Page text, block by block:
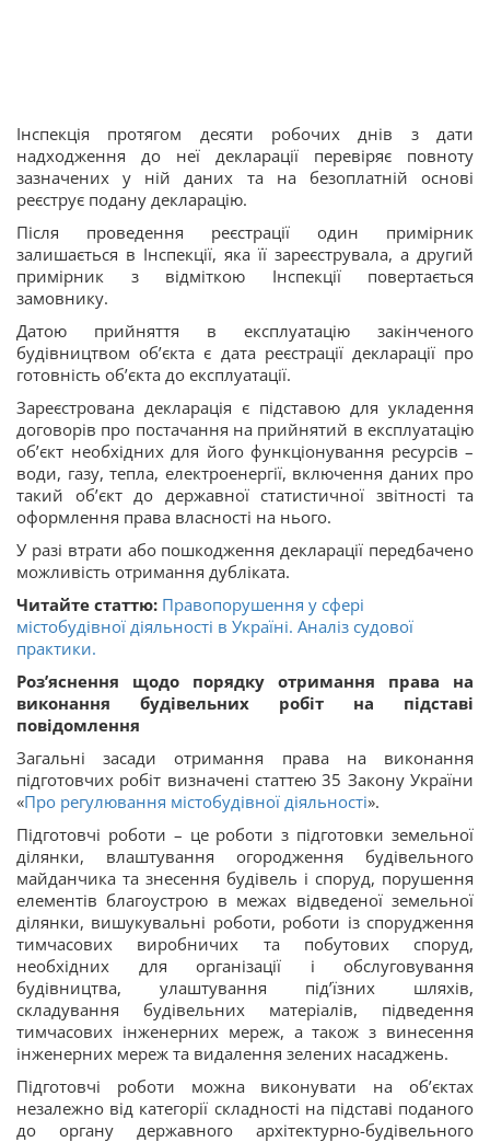
Інспекція протягом десяти робочих днів з дати
надходження до неї декларації перевіряє повноту
зазначених у ній даних та на безоплатній основі
реєструє подану декларацію.
Після проведення реєстрації один примірник
залишається в Інспекції, яка її зареєструвала, а другий
примірник з відміткою Інспекції повертається
замовнику.
Датою прийняття в експлуатацію закінченого
будівництвом об’єкта є дата реєстрації декларації про
готовність об’єкта до експлуатації.
Зареєстрована декларація є підставою для укладення
договорів про постачання на прийнятий в експлуатацію
об’єкт необхідних для його функціонування ресурсів –
води, газу, тепла, електроенергії, включення даних про
такий об’єкт до державної статистичної звітності та
оформлення права власності на нього.
У разі втрати або пошкодження декларації передбачено
можливість отримання дубліката.
Читайте статтю: Правопорушення у сфері
містобудівної діяльності в Україні. Аналіз судової
практики.
Роз’яснення щодо порядку отримання права на
виконання будівельних робіт на підставі
повідомлення
Загальні засади отримання права на виконання
підготовчих робіт визначені статтею 35 Закону України
«Про регулювання містобудівної діяльності».
Підготовчі роботи – це роботи з підготовки земельної
ділянки, влаштування огородження будівельного
майданчика та знесення будівель і споруд, порушення
елементів благоустрою в межах відведеної земельної
ділянки, вишукувальні роботи, роботи із спорудження
тимчасових виробничих та побутових споруд,
необхідних для організації і обслуговування
будівництва, улаштування під’їзних шляхів,
складування будівельних матеріалів, підведення
тимчасових інженерних мереж, а також з винесення
інженерних мереж та видалення зелених насаджень.
Підготовчі роботи можна виконувати на об’єктах
незалежно від категорії складності на підставі поданого
до органу державного архітектурно-будівельного